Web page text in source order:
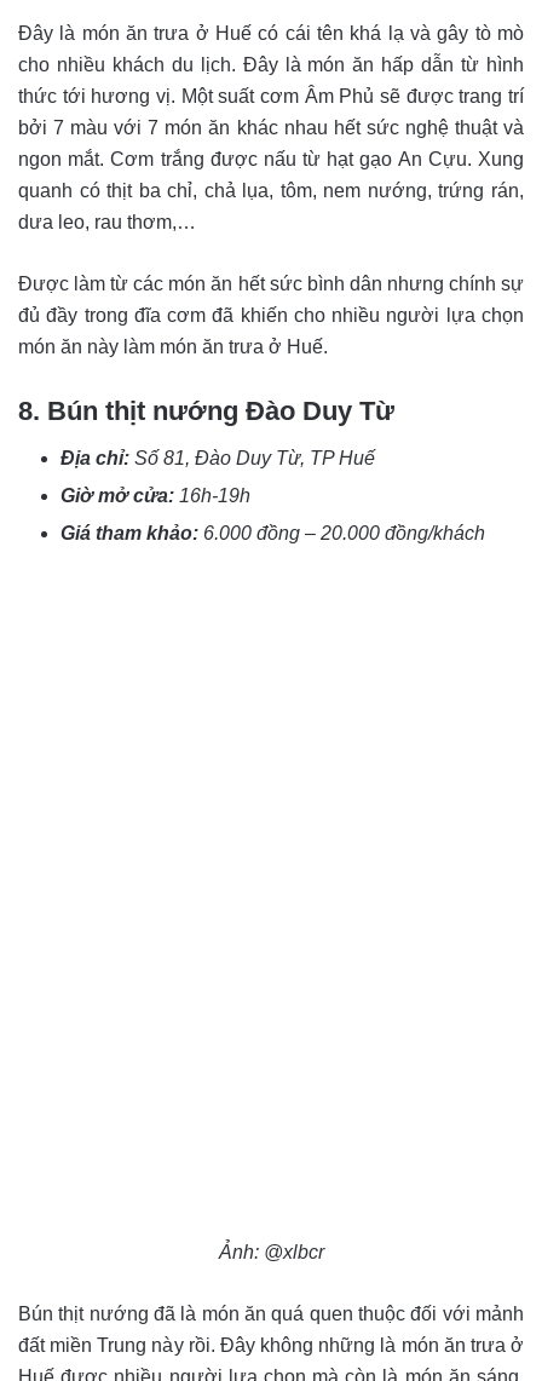
Đây là món ăn trưa ở Huế có cái tên khá lạ và gây tò mò
cho nhiều khách du lịch. Đây là món ăn hấp dẫn từ hình
thức tới hương vị. Một suất cơm Âm Phủ sẽ được trang trí
bởi 7 màu với 7 món ăn khác nhau hết sức nghệ thuật và
ngon mắt. Cơm trắng được nấu từ hạt gạo An Cựu. Xung
quanh có thịt ba chỉ, chả lụa, tôm, nem nướng, trứng rán,
dưa leo, rau thơm,…
Được làm từ các món ăn hết sức bình dân nhưng chính sự
đủ đầy trong đĩa cơm đã khiến cho nhiều người lựa chọn
món ăn này làm món ăn trưa ở Huế.
8. Bún thịt nướng Đào Duy Từ
Địa chỉ: Số 81, Đào Duy Từ, TP Huế
Giờ mở cửa: 16h-19h
Giá tham khảo: 6.000 đồng – 20.000 đồng/khách
Ảnh: @xlbcr
Bún thịt nướng đã là món ăn quá quen thuộc đối với mảnh
đất miền Trung này rồi. Đây không những là món ăn trưa ở
Huế được nhiều người lựa chọn mà còn là món ăn sáng,